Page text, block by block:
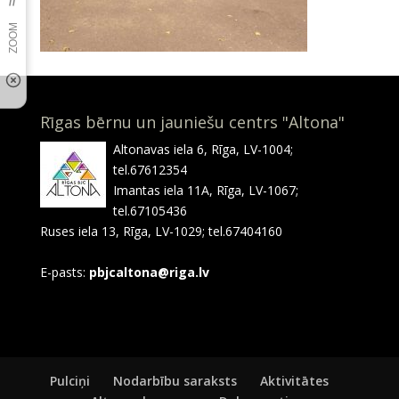
Rīgas bērnu un jauniešu centrs "Altona"
Altonavas iela 6, Rīga, LV-1004;
tel.67612354
Imantas iela 11A, Rīga, LV-1067;
tel.67105436
Ruses iela 13, Rīga, LV-1029; tel.67404160
E-pasts: pbjcaltona@riga.lv
Pulciņi Nodarbību saraksts
Aktivitātes